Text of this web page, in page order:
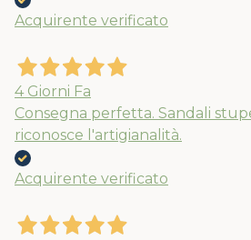
Acquirente verificato
4 Giorni Fa
Consegna perfetta. Sandali
riconosce l'artigianalità.
Acquirente verificato
Nuovi ribassi fino
chiusura solo per gli